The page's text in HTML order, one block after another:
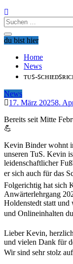
Suchen
nach:
du bist hier
Home
News
ᴛᴜꜱ-
News
17. März 20258.
Bereits seit Mitte
💪
Kevin Binder wohnt
unseren TuS. Kevin
leidenschaftlicher
er sich auch für das
Folgerichtig hat sich
Anwärterlehrgang
Holdenstedt statt und
und Onlineinhalten
Lieber Kevin,
und vielen Dank für
Wir sind sehr stolz